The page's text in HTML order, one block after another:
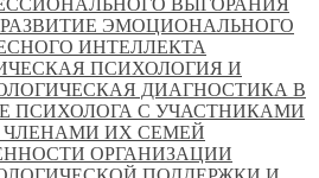
ВЫГОРАНИЯ
РАЗВИТИЕ ЭМОЦИОНАЛЬНОГО
ИНТЕЛЛЕКТА
ПСИХОЛОГИЯ И
ДИАГНОСТИКА В
ПСИХОЛОГА С УЧАСТНИКАМИ
ЧЛЕНАМИ ИХ СЕМЕЙ
ОРГАНИЗАЦИИ